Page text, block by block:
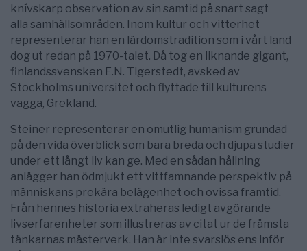
knívskarp observation av sin samtid på snart sagt
alla samhällsområden. Inom kultur och vitterhet
representerar han en lärdomstradition som i vårt land
dog ut redan på 1970-talet. Då tog en liknande gigant,
finlandssvensken E.N. Tigerstedt, avsked av
Stockholms universitet och flyttade till kulturens
vagga, Grekland.
Steiner representerar en omutlig humanism grundad
på den vida överblick som bara breda och djupa studier
under ett långt liv kan ge. Med en sådan hållning
anlägger han ödmjukt ett vittfamnande perspektiv på
människans prekära belägenhet och ovissa framtid.
Från hennes historia extraheras ledigt avgörande
livserfarenheter som illustreras av citat ur de främsta
tänkarnas mästerverk. Han är inte svarslös ens inför